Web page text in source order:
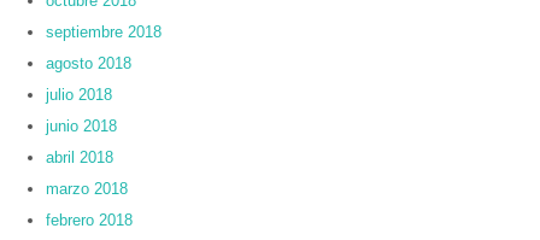
septiembre 2018
agosto 2018
julio 2018
junio 2018
abril 2018
marzo 2018
febrero 2018